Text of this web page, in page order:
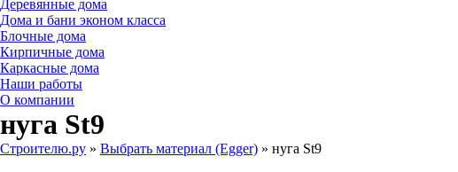
Деревянные дома
Дома и бани эконом класса
Блочные дома
Кирпичные дома
Каркасные дома
Наши работы
О компании
нуга St9
Строителю.ру » Выбрать материал (Egger) » нуга St9